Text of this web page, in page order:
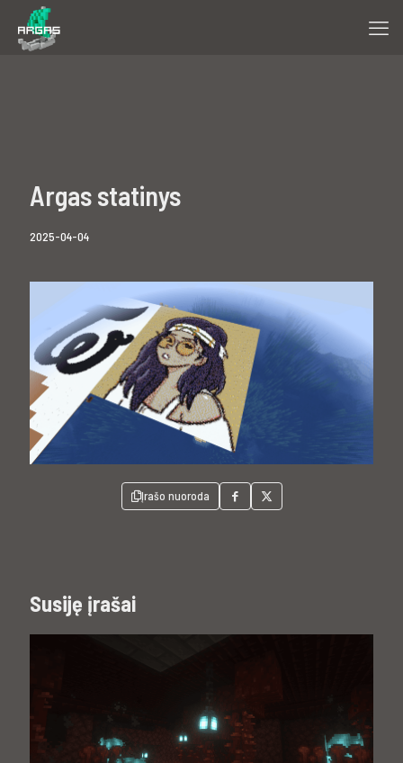
Argas statinys
2025-04-04
Įrašo nuoroda
Susiję įrašai